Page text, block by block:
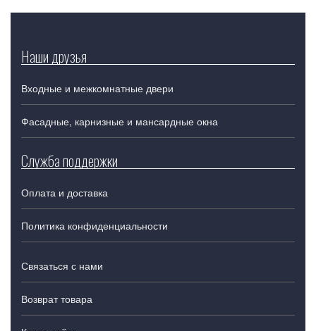
Наши друзья
Входные и межкомнатные двери
Фасадные, карнизные и мансардные окна
Служба поддержки
Оплата и доставка
Политика конфиденциальности
Связаться с нами
Возврат товара